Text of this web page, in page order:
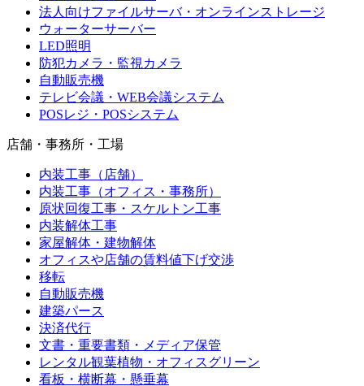
法人向けファイルサーバ・オンラインストレージ
ウォーターサーバー
LED照明
防犯カメラ・監視カメラ
自動販売機
テレビ会議・WEB会議システム
POSレジ・POSシステム
店舗・事務所・工場
内装工事（店舗）
内装工事（オフィス・事務所）
原状回復工事・スケルトン工事
内装解体工事
家屋解体・建物解体
オフィスや店舗の賃料値下げ交渉
移転
自動販売機
建築パース
決済代行
文書・重要書類・メディア保管
レンタル観葉植物・オフィスグリーン
看板・横断幕・懸垂幕